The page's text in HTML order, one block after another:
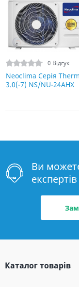
0 Відгук
Neoclima Серія
3.0(-7) NS/NU-24AHX
Ви
Каталог товарів